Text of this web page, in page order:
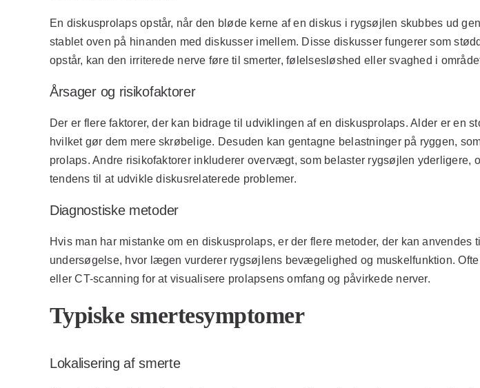
En diskusprolaps opstår, når den bløde kerne af en diskus i rygsøjlen skubbes ud
stablet oven på hinanden med diskusser imellem. Disse diskusser fungerer som
opstår, kan den irriterede nerve føre til smerter, følelsesløshed eller svaghed i
Årsager og risikofaktorer
Der er flere faktorer, der kan bidrage til udviklingen af en diskusprolaps. Alder er en
hvilket gør dem mere skrøbelige. Desuden kan gentagne belastninger på ryggen,
prolaps. Andre risikofaktorer inkluderer overvægt, som belaster rygsøjlen yderligere,
tendens til at udvikle diskusrelaterede problemer.
Diagnostiske metoder
Hvis man har mistanke om en diskusprolaps, er der flere metoder, der kan
undersøgelse, hvor lægen vurderer rygsøjlens bevægelighed og muskelfunktion. Ofte
eller CT-scanning for at visualisere prolapsens omfang og påvirkede nerver.
Typiske smertesymptomer
Lokalisering af smerte